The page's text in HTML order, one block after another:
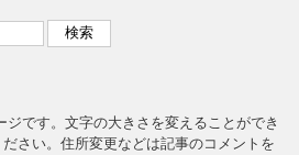
です。文字の大きさを変えることができ
さい。住所変更などは記事のコメントを